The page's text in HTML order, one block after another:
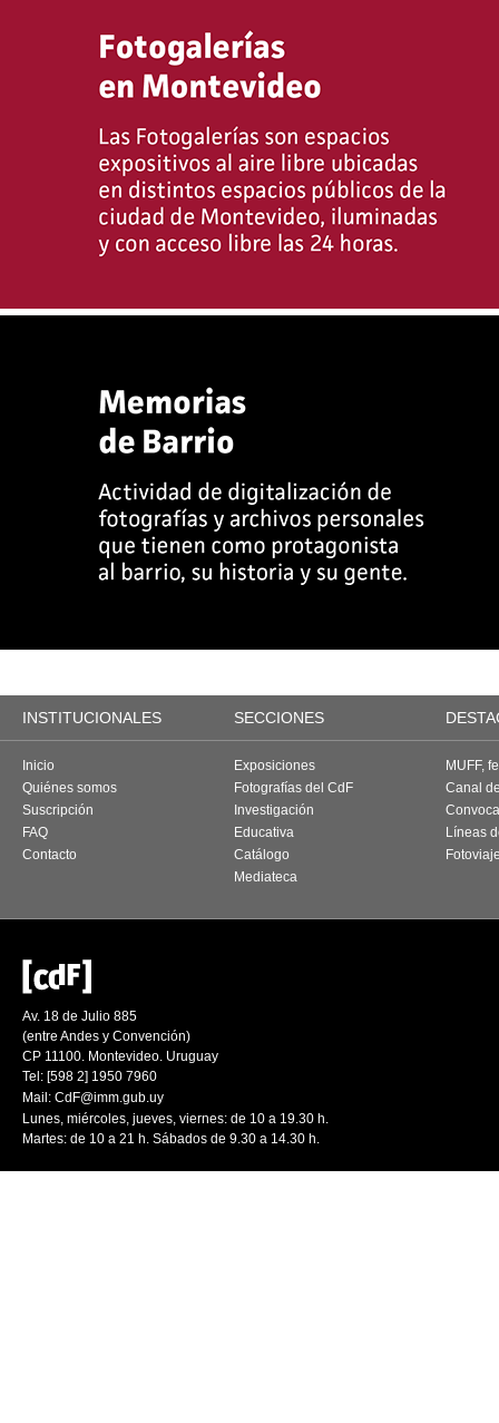
INSTITUCIONALES SECCIONES
Inicio
Quiénes somos
Suscripción
FAQ
Contacto
Exposiciones
Fotografías del CdF
Investigación
Educativa
Catálogo
Mediateca
MUFF,
Canal
Líneas
Av. 18 de Julio 885
(entre Andes y Convención)
CP 11100. Montevideo. Uruguay
Tel: [598 2] 1950 7960
Mail: CdF@imm.gub.uy
Lunes, miércoles, jueves, viernes: de 10 a 19.30 h.
Martes: de 10 a 21 h. Sábados de 9.30 a 14.30 h.